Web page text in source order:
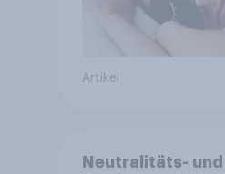
Artikel
Neutralitäts- und